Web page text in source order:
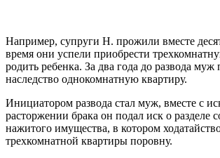
Например, супруги Н. прожили вместе
время они успели приобрести
родить ребенка. За два года до развода муж
наследство однокомнатную квартиру.
Инициатором развода стал муж, вместе с
расторжении брака он подал иск о разделе
нажитого имущества, в котором
трехкомнатной квартиры поровну.